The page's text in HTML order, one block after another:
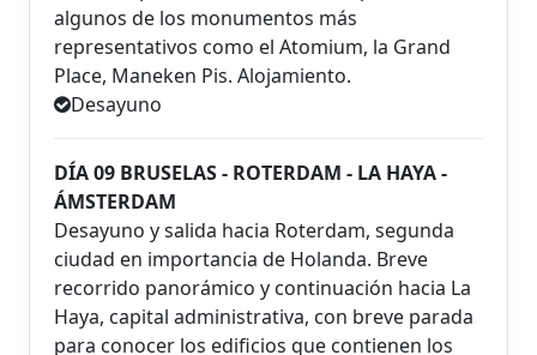
algunos de los monumentos más
representativos como el Atomium, la Grand
Place, Maneken Pis. Alojamiento.
Desayuno
DÍA 09 BRUSELAS - ROTERDAM - LA HAYA -
ÁMSTERDAM
Desayuno y salida hacia Roterdam, segunda
ciudad en importancia de Holanda. Breve
recorrido panorámico y continuación hacia La
Haya, capital administrativa, con breve parada
para conocer los edificios que contienen los